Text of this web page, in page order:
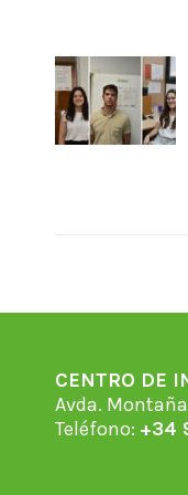
CENTRO DE
Avda.
Teléfono: +34